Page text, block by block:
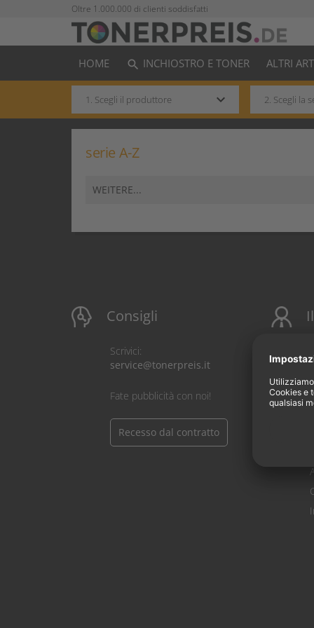
Oltre 1.000.000 di clienti soddisfatti
HOME search INCHIOSTRO E TONER ALTRI
keyboard_arrow_down
serie A-Z
WEITERE...
Consigli
Scrivici:
service@tonerpreis.it
Fate pubblicità con noi!
Recesso dal contratto